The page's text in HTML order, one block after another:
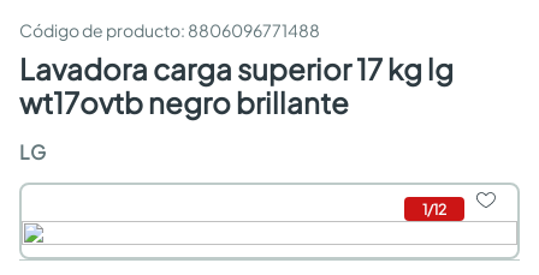
: 8806096771488
lavadora carga superior 17 kg lg
wt17ovtb negro brillante
LG
1/12
sanitarios
comedor
escritorio
armarios closet
comedores